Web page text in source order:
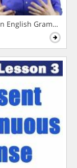
English Grammar